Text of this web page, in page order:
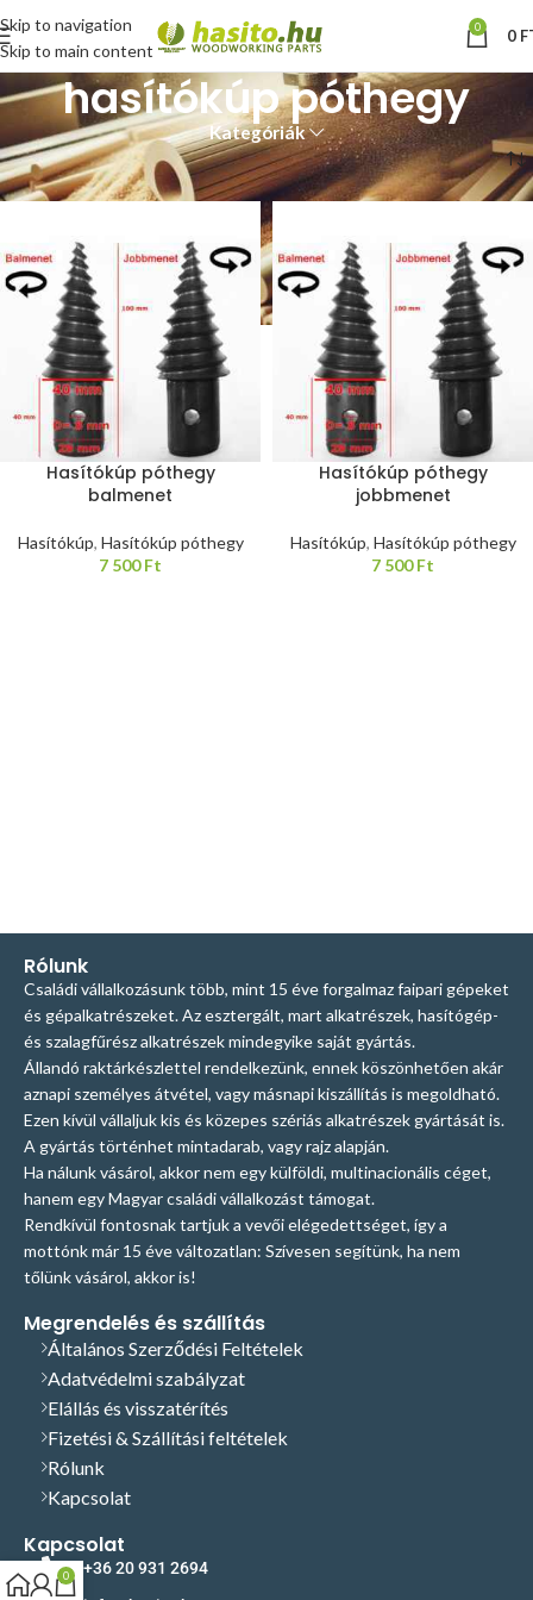
Skip to navigation
Skip to main content
0 0
hasítókúp póthegy
Kategóriák
Kezdőlap “hasítókúp póthegy” címkével rendelkező termékek
Hasítókúp póthegy
balmenet
Hasítókúp, Hasítókúp póthegy
7 500Ft
Hasítókúp póthegy
jobbmenet
Hasítókúp, Hasítókúp póthegy
7 500Ft
Rólunk
Családi vállalkozásunk több, mint 15 éve forgalmaz faipari gépeket
és gépalkatrészeket. Az esztergált, mart alkatrészek, hasítógép-
és szalagfűrész alkatrészek mindegyike saját gyártás.
Állandó raktárkészlettel rendelkezünk, ennek köszönhetően akár
aznapi személyes átvétel, vagy másnapi kiszállítás is megoldható.
Ezen kívül vállaljuk kis és közepes szériás alkatrészek gyártását is.
A gyártás történhet mintadarab, vagy rajz alapján.
Ha nálunk vásárol, akkor nem egy külföldi, multinacionális céget,
hanem egy Magyar családi vállalkozást támogat.
Rendkívül fontosnak tartjuk a vevői elégedettséget, így a
mottónk már 15 éve változatlan: Szívesen segítünk, ha nem
tőlünk vásárol, akkor is!
Megrendelés és szállítás
Általános Szerződési Feltételek
Adatvédelmi szabályzat
Elállás és visszatérítés
Fizetési & Szállítási feltételek
Rólunk
Kapcsolat
Kapcsolat
+36 20 931 2694
0